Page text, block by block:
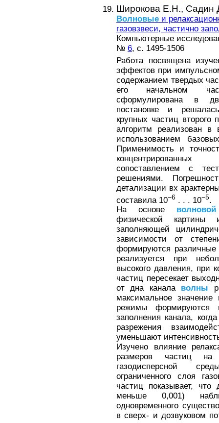
Широкова Е.Н., Садин
Волновые и
газовзвеси, частично
Компьютерные
№ 6, с. 1495-1506
Работа посвящена
эффектов при
содержанием твердых
его начальном
сформулирована в
постановке и
крупных частиц второго
алгоритм реализован в
использованием
Применимость и
сопоставлением с
решениями.
детализации вх
составила 10−6 . . . 10−5.
На основе волновой
физической картины
заполняющей
зависимости от
формируются
реализуется при
высокого давления, при
частиц пересекает
от дна канала волны
максимальное
режимы формируются
заполнения канала,
разрежения
уменьшают
Изучено влияние
размеров частиц на
газодисперсной
ограниченного слоя
частиц показывает,
меньше 0,001)
одновременного
в сверх- и дозвуковом